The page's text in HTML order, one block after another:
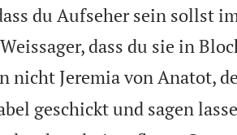
du Aufseher sein sollst
dass du sie in
nicht Jeremia von Anatot,
geschickt und sagen